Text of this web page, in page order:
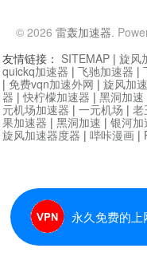
© 2026 雷轰加速器.
永久免费的上
友情链接： SITEMAP | 旋风
quickq加速器 | 飞驰加速器 |
| 免费vqn加速外网 | 旋风加
器 |快柠檬加速器 | 黑洞加速
元机场加速器 | 一元机场 | 老
果加速器 | 黑洞加速 | 银河加
旋风加速器度器 | 哔咔漫画 |